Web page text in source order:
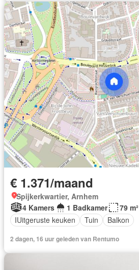
€ 1.371/maand
Spijkerkwartier, Arnhem
4 Kamers
1 Badkamer
79 m²
IUitgeruste keuken
Tuin Balkon
2 dagen, 16 uur geleden van Rentumo